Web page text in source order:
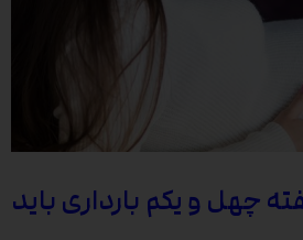
چهل و یکم بارداری باید